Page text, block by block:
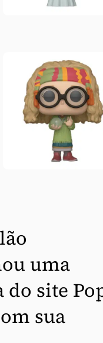
uma
do site
sua